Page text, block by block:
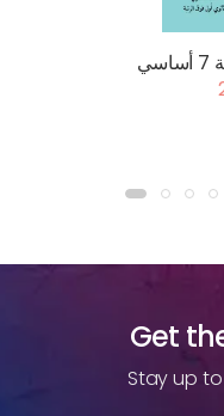
Get
Stay up